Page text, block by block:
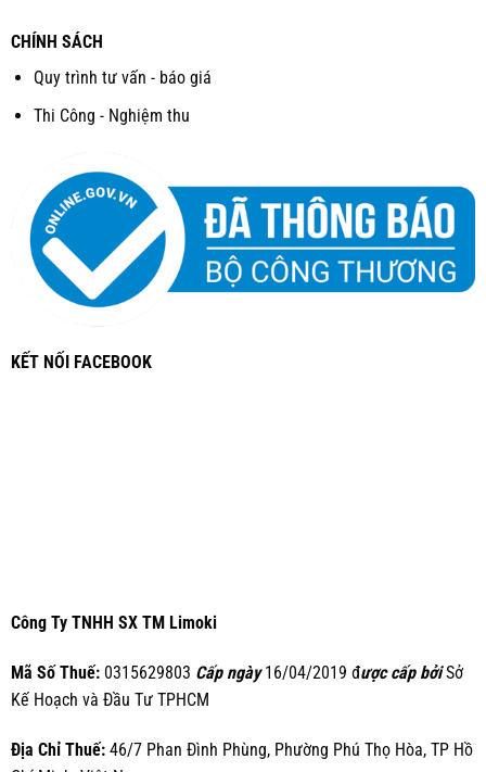
CHÍNH SÁCH
Quy trình tư vấn - báo giá
Thi Công - Nghiệm thu
KẾT NỐI FACEBOOK
Công Ty TNHH SX TM Limoki
Mã Số Thuế:0315629803 Cấp ngày16/04/2019 được cấp bởiSở
Kế Hoạch và Đầu Tư TPHCM
Địa Chỉ Thuế:46/7 Phan Đình Phùng, Phường Phú Thọ Hòa, TP Hồ